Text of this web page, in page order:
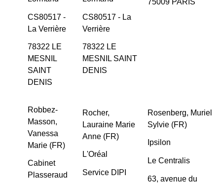
CS80517 -
La Verrière
78322 LE
MESNIL
SAINT
DENIS
CS80517 - La
Verrière
78322 LE
MESNIL SAINT
DENIS
75009 PARIS
Robbez-
Masson,
Vanessa
Marie (FR)
Cabinet
Plasseraud
Rocher,
Lauraine Marie
Anne (FR)
L'Oréal
Service DIPI
Rosenberg, Muriel
Sylvie (FR)
Ipsilon
Le Centralis
63, avenue du